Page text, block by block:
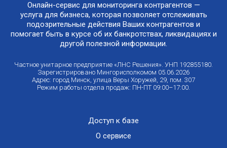
Онлайн-сервис для мониторинга контрагентов —
услуга для бизнеса, которая позволяет отслеживать
подозрительные действия Ваших контрагентов и
помогает быть в курсе об их банкротствах, ликвидациях и
другой полезной информации.
Частное унитарное предприятие «ЛНС Решения». УНП 192855180.
Зарегистрировано Мингорисполкомом 05.06.2026
Адрес: город Минск, улица Веры Хоружей, 29, пом. 307
Режим работы отдела продаж: ПН-ПТ 09:00–17:00.
Доступ к базе
О сервисе